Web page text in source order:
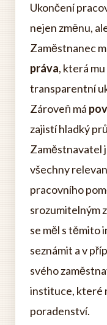
Ukončení
nejen změnu,
Zaměstnanec
práva, která
transparentní
Zároveň má
zajistí hladký
Zaměstnavatel
všechny
pracovního
srozumitelným
se měl s těmito
seznámit a v
svého
instituce, které
poradenství.